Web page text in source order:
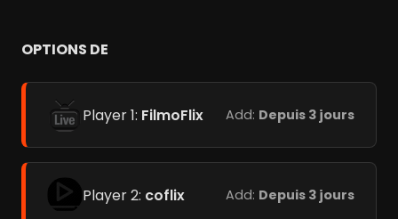
OPTIONS DE
Player 1: FilmoFlix Add: Depuis 3 jours
Player 2: coflix Add: Depuis 3 jours